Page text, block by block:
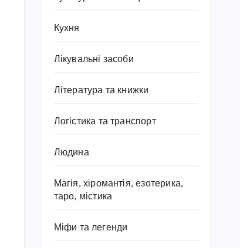
Кухня
Лікувальні засоби
Література та книжки
Логістика та транспорт
Людина
Магія, хіромантія, езотерика,
таро, містика
Міфи та легенди